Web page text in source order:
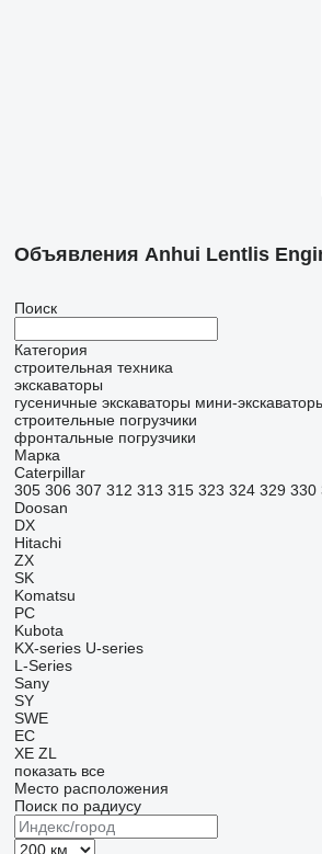
Объявления Anhui Lentlis
Поиск
Категория
строительная техника
экскаваторы
гусеничные экскаваторы мини-
строительные погрузчики
фронтальные погрузчики
Марка
Caterpillar
305 306 307 312 313 315 323 324 329 330
Doosan
DX
Hitachi
ZX
SK
Komatsu
PC
Kubota
KX-series U-series
L-Series
Sany
SY
SWE
EC
XE ZL
показать все
Место расположения
Поиск по радиусу